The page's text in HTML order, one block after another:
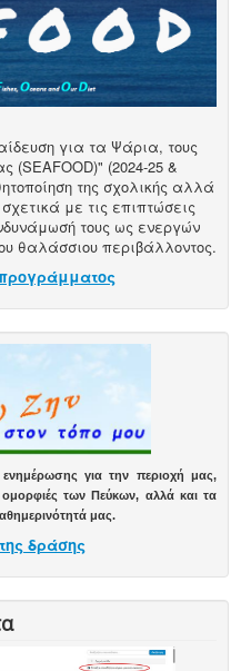
για τα Ψάρια, τους
(SEAFOOD)" (2024-25 &
της σχολικής αλλά
με τις επιπτώσεις
τους ως ενεργών
θαλάσσιου περιβάλλοντος.
προγράμματος
για την περιοχή μας,
των Πεύκων, αλλά και τα
μας.
δράσης